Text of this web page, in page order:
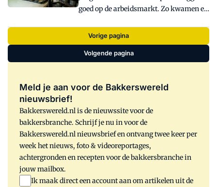
van Noord-Holland bekendgemaakt.
goed op de arbeidsmarkt. Zo kwamen er
februari 214.000 vacatures bij op mbo-
niveau, blijkt uit onderzoek van het
UWV en de Stichting Samenwerking
Vorige pagina
Volgende pagina
Meld je aan voor de Bakkerswereld
nieuwsbrief!
Bakkerswereld.nl is de nieuwssite voor de
bakkersbranche. Schrijf je nu in voor de
Bakkerswereld.nl nieuwsbrief en ontvang twee keer per
week het nieuws, foto & videoreportages,
achtergronden en recepten voor de bakkersbranche in
jouw mailbox.
Ik maak direct een account aan om artikelen uit de